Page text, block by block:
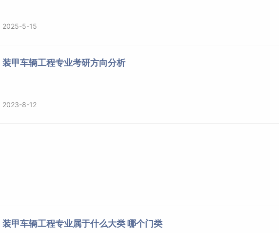
2025-5-15
装甲车辆工程专业考研方向分析
2023-8-12
装甲车辆工程专业属于什么大类 哪个门类